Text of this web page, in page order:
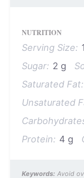
NUTRITION
Serving Size:
Sugar: 2 g
Saturated Fat:
Unsaturated
Protein: 4 g
Keywords: Avoid